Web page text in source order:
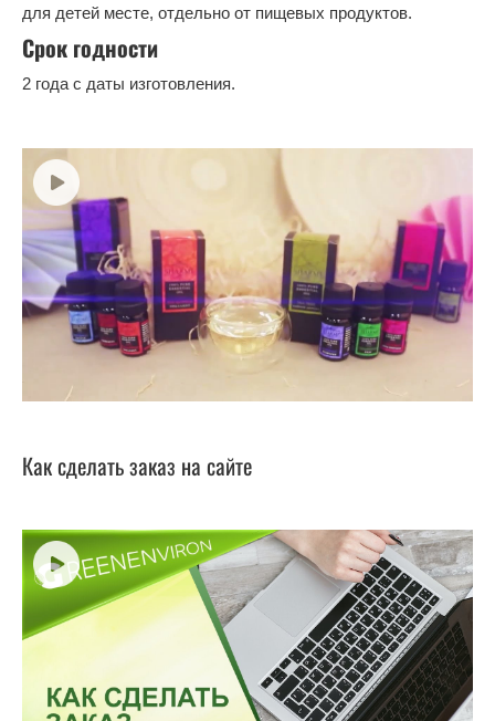
для детей месте, отдельно от пищевых продуктов.
Срок годности
2 года с даты изготовления.
Как сделать заказ на сайте